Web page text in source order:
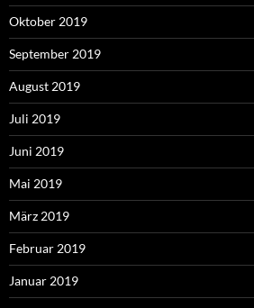
Oktober 2019
September 2019
August 2019
Juli 2019
Juni 2019
Mai 2019
März 2019
Februar 2019
Januar 2019